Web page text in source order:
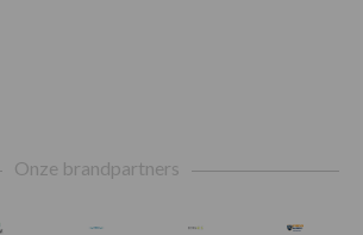
Onze brandpartners